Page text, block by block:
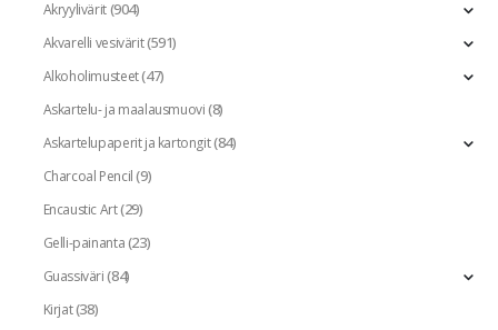
Akryylivärit(904)
Akvarelli vesivärit(591)
Alkoholimusteet(47)
Askartelu- ja maalausmuovi(8)
Askartelupaperit ja kartongit(84)
Charcoal Pencil(9)
Encaustic Art(29)
Gelli-painanta(23)
Guassiväri(84)
Kirjat(38)